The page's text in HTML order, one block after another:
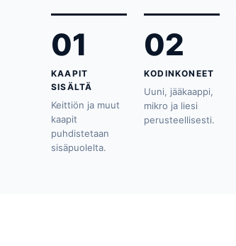
01
KAAPIT
SISÄLTÄ
Keittiön ja muut
kaapit
puhdistetaan
sisäpuolelta.
02
KODINKONEET
Uuni, jääkaappi,
mikro ja liesi
perusteellisesti.